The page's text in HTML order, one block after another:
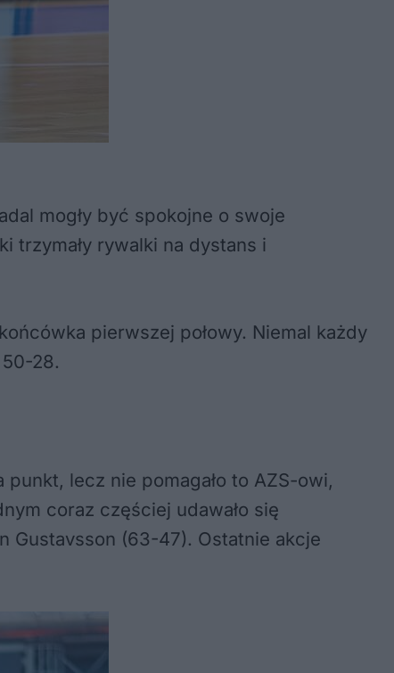
mogły być spokojne o swoje
trzymały rywalki na dystans i
pierwszej połowy. Niemal każdy
28.
punkt, lecz nie pomagało to AZS-owi,
coraz częściej udawało się
Gustavsson (63-47). Ostatnie akcje